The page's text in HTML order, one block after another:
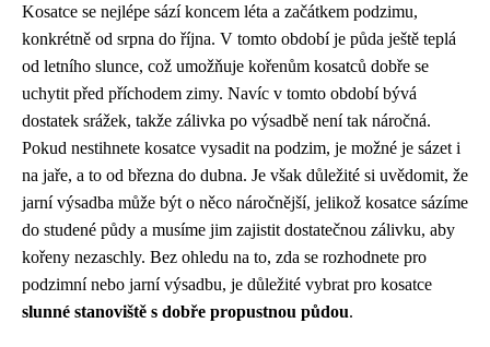
Kosatce se nejlépe sází koncem léta a začátkem podzimu,
konkrétně od srpna do října. V tomto období je půda ještě teplá
od letního slunce, což umožňuje kořenům kosatců dobře se
uchytit před příchodem zimy. Navíc v tomto období bývá
dostatek srážek, takže zálivka po výsadbě není tak náročná.
Pokud nestihnete kosatce vysadit na podzim, je možné je sázet i
na jaře, a to od března do dubna. Je však důležité si uvědomit, že
jarní výsadba může být o něco náročnější, jelikož kosatce sázíme
do studené půdy a musíme jim zajistit dostatečnou zálivku, aby
kořeny nezaschly. Bez ohledu na to, zda se rozhodnete pro
podzimní nebo jarní výsadbu, je důležité vybrat pro kosatce
slunné stanoviště s dobře propustnou půdou.